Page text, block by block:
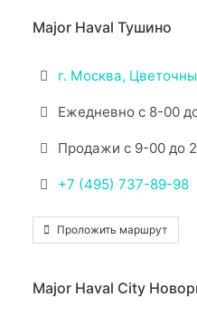
Major Haval Тушино
г. Москва,
Ежедневно с 8-00
Продажи с 9-00 до
+7 (495) 737-89-98
Проложить маршрут
Major Haval City